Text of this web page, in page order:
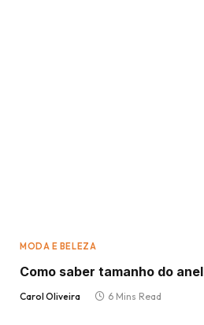
MODA E BELEZA
Como saber tamanho do anel
Carol Oliveira 6 Mins Read